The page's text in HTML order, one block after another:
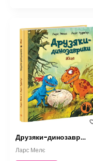
Друзяки-динозаврики. Яйце
Ларс Мелє